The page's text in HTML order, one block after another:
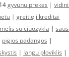
gyvunu prekes |
| greitieji kreditai
su ciuozykla |
pigios padangos |
| langu ploviklis |